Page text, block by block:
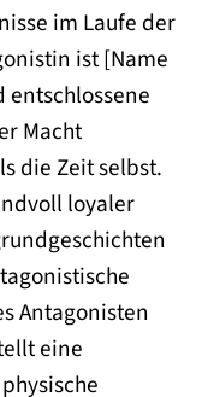
im Laufe der
ist [Name
Macht
die Zeit selbst.
loyaler
Antagonisten
eine